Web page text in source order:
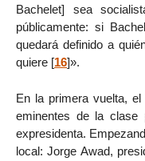
Bachelet] sea
públicamente: si
quedará definido a
quiere [16]».
En la primera vuelta,
eminentes de la clase
expresidenta.
local: Jorge Awad,